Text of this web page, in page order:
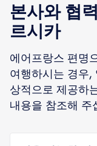
본사와 협
르시카
에어프랑스 편명
여행하시는 경우,
상적으로 제공하
내용을 참조해 주